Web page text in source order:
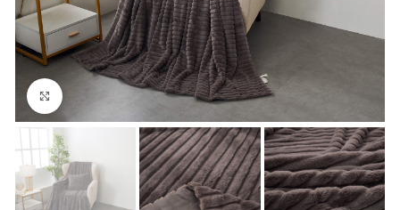
Нажмите, чтобы увеличить